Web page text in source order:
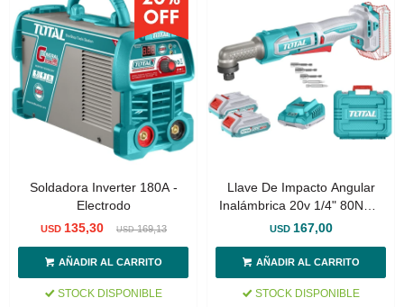
Soldadora Inverter 180A -
Electrodo
USD 135,30 USD 169,13
STOCK DISPONIBLE
Llave De Impacto Angular
Inalámbrica 20v 1/4" 80Nm -
Doble Batería + Maletín
USD 167,00
STOCK DISPONIBLE